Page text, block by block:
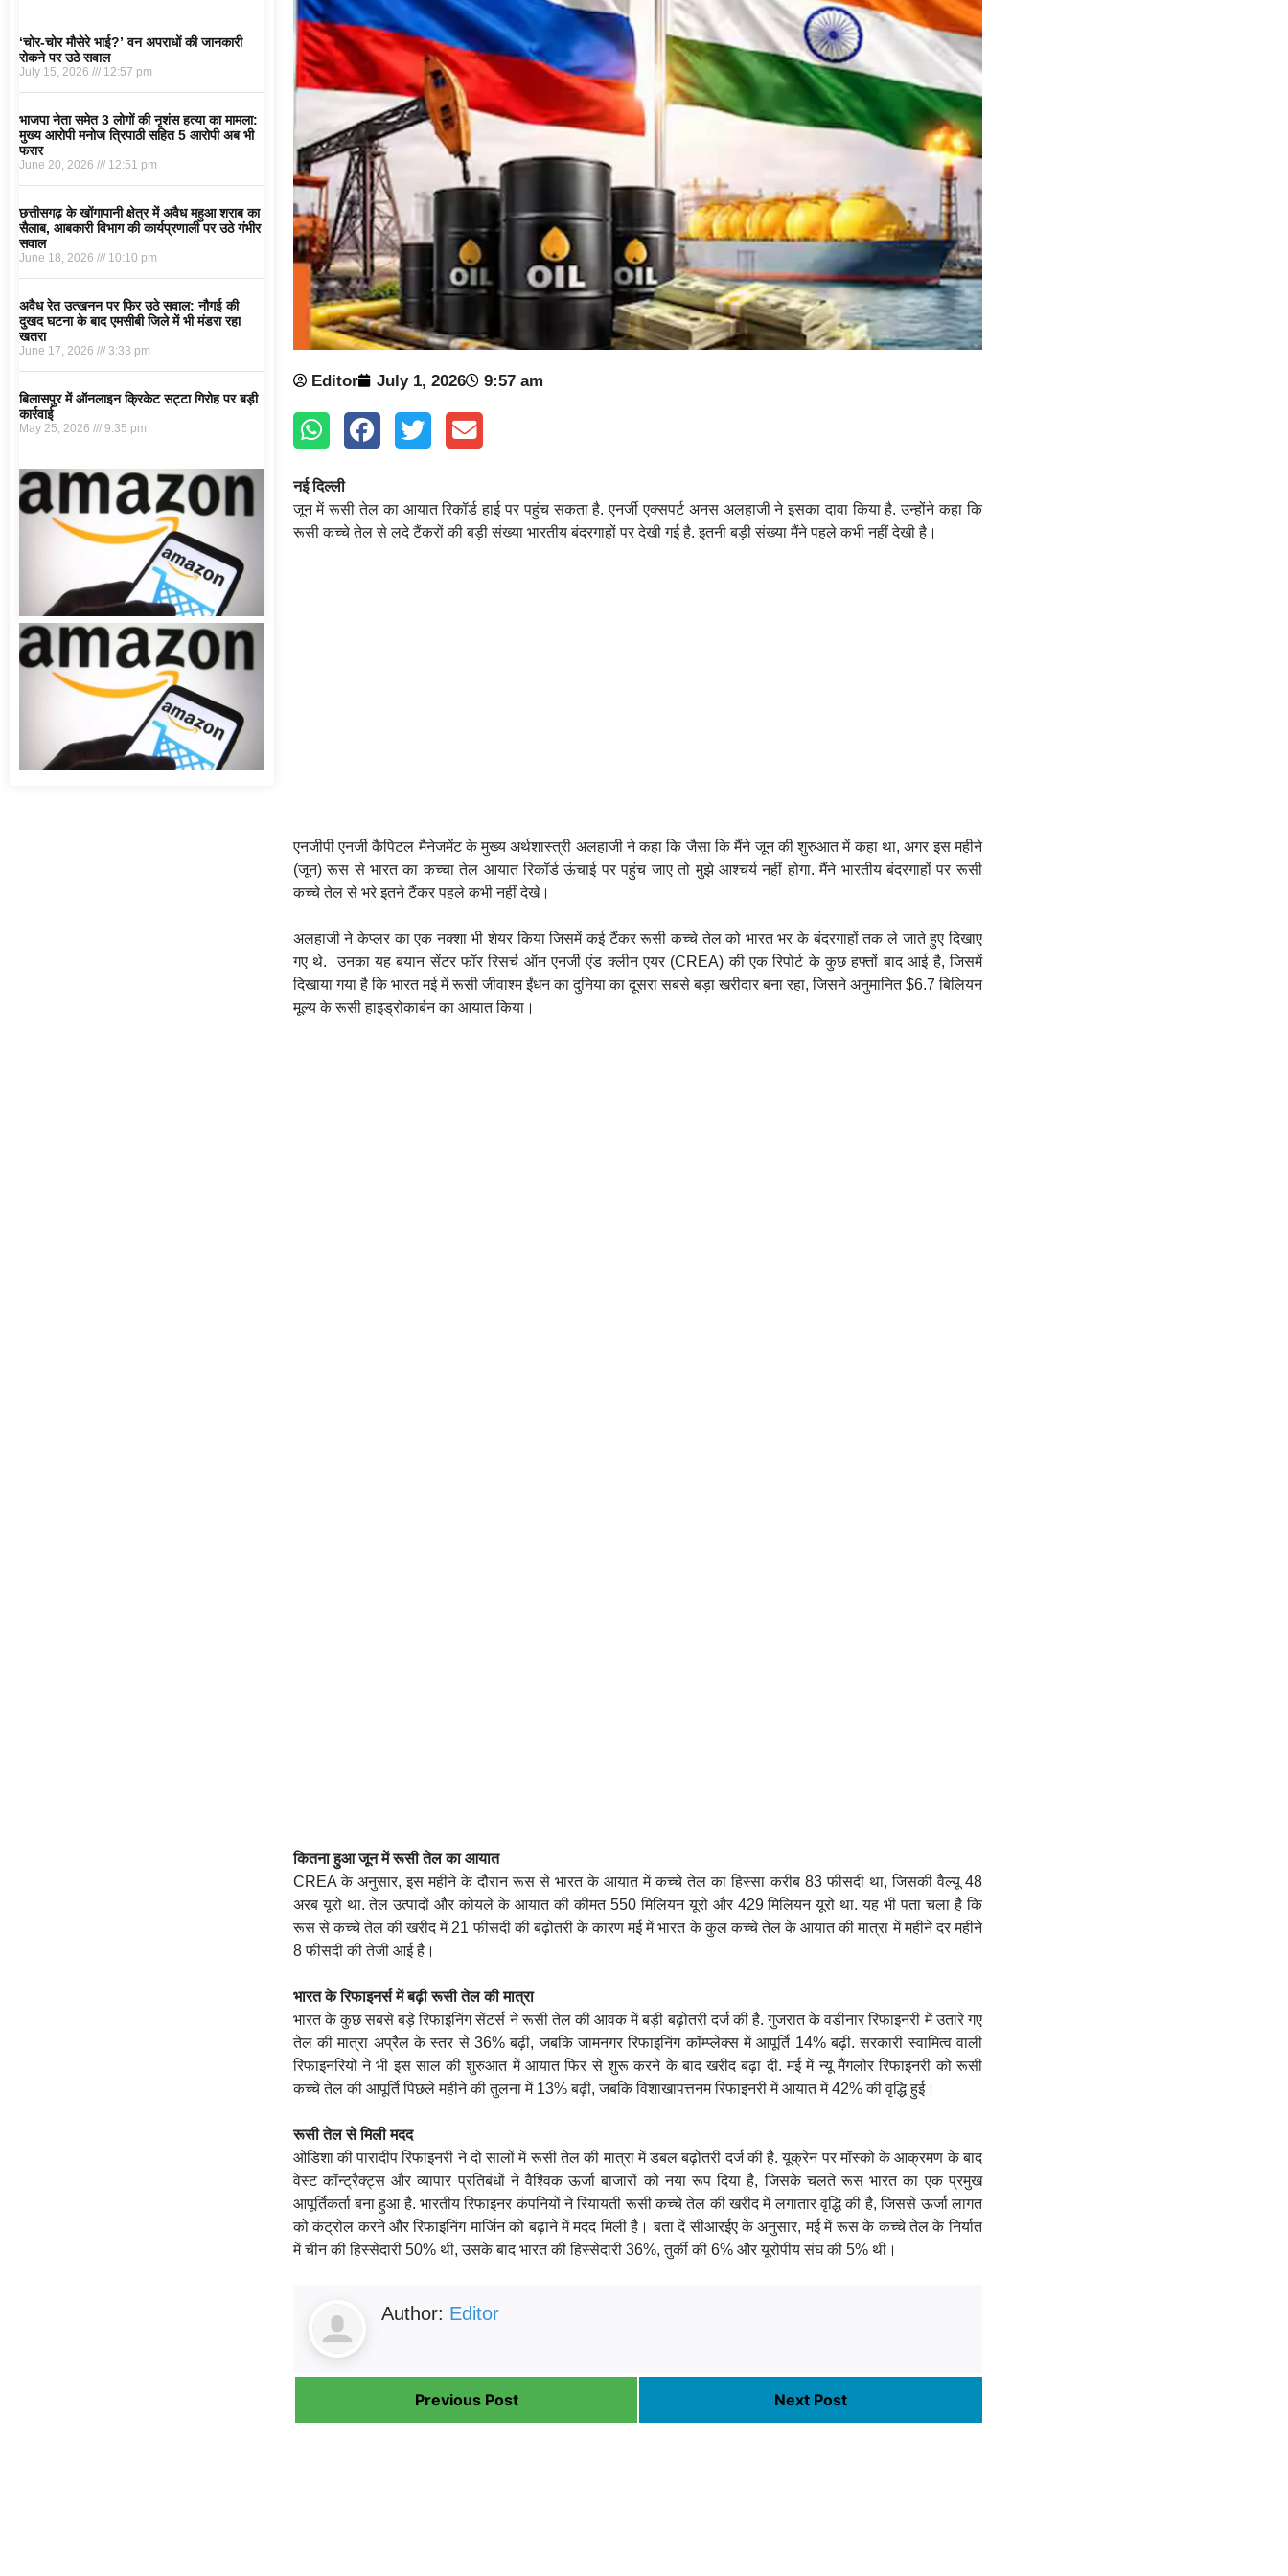
‘चोर-चोर मौसेरे भाई?’ वन अपराधों की जानकारी
रोकने पर उठे सवाल
July 15, 2026 12:57 pm
भाजपा नेता समेत 3 लोगों की नृशंस हत्या का मामला:
मुख्य आरोपी मनोज त्रिपाठी सहित 5 आरोपी अब भी
फरार
June 20, 2026 12:51 pm
छत्तीसगढ़ के खोंगापानी क्षेत्र में अवैध महुआ शराब का
सैलाब, आबकारी विभाग की कार्यप्रणाली पर उठे गंभीर
सवाल
June 18, 2026 10:10 pm
अवैध रेत उत्खनन पर फिर उठे सवाल: नौगई की
दुखद घटना के बाद एमसीबी जिले में भी मंडरा रहा
खतरा
June 17, 2026 3:33 pm
बिलासपुर में ऑनलाइन क्रिकेट सट्टा गिरोह पर बड़ी
कार्रवाई
May 25, 2026 9:35 pm
Editor July 1, 2026 9:57 am
नई दिल्‍ली
जून में रूसी तेल का आयात रिकॉर्ड हाई पर पहुंच सकता है. एनर्जी एक्‍सपर्ट अनस अलहाजी ने इसका दावा किया है. उन्‍होंने कहा कि
रूसी कच्‍चे तेल से लदे टैंकरों की बड़ी संख्या भारतीय बंदरगाहों पर देखी गई है. इतनी बड़ी संख्‍या मैंने पहले कभी नहीं देखी है।
एनजीपी एनर्जी कैपिटल मैनेजमेंट के मुख्य अर्थशास्त्री अलहाजी ने कहा कि जैसा कि मैंने जून की शुरुआत में कहा था, अगर इस महीने
(जून) रूस से भारत का कच्चा तेल आयात रिकॉर्ड ऊंचाई पर पहुंच जाए तो मुझे आश्चर्य नहीं होगा. मैंने भारतीय बंदरगाहों पर रूसी
कच्चे तेल से भरे इतने टैंकर पहले कभी नहीं देखे।
अलहाजी ने केप्लर का एक नक्शा भी शेयर किया जिसमें कई टैंकर रूसी कच्चे तेल को भारत भर के बंदरगाहों तक ले जाते हुए दिखाए
गए थे. उनका यह बयान सेंटर फॉर रिसर्च ऑन एनर्जी एंड क्लीन एयर (CREA) की एक रिपोर्ट के कुछ हफ्तों बाद आई है, जिसमें
दिखाया गया है कि भारत मई में रूसी जीवाश्म ईंधन का दुनिया का दूसरा सबसे बड़ा खरीदार बना रहा, जिसने अनुमानित $6.7 बिलियन
मूल्य के रूसी हाइड्रोकार्बन का आयात किया।
कितना हुआ जून में रूसी तेल का आयात
CREA के अनुसार, इस महीने के दौरान रूस से भारत के आयात में कच्‍चे तेल का हिस्‍सा करीब 83 फीसदी था, जिसकी वैल्‍यू 48
अरब यूरो था. तेल उत्‍पादों और कोयले के आयात की कीमत 550 मिलियन यूरो और 429 मिलियन यूरो था. यह भी पता चला है कि
रूस से कच्‍चे तेल की खरीद में 21 फीसदी की बढ़ोतरी के कारण मई में भारत के कुल कच्‍चे तेल के आयात की मात्रा में महीने दर महीने
8 फीसदी की तेजी आई है।
भारत के रिफाइनर्स में बढ़ी रूसी तेल की मात्रा
भारत के कुछ सबसे बड़े रिफाइनिंग सेंटर्स ने रूसी तेल की आवक में बड़ी बढ़ोतरी दर्ज की है. गुजरात के वडीनार रिफाइनरी में उतारे गए
तेल की मात्रा अप्रैल के स्तर से 36% बढ़ी, जबकि जामनगर रिफाइनिंग कॉम्प्लेक्स में आपूर्ति 14% बढ़ी. सरकारी स्वामित्व वाली
रिफाइनरियों ने भी इस साल की शुरुआत में आयात फिर से शुरू करने के बाद खरीद बढ़ा दी. मई में न्यू मैंगलोर रिफाइनरी को रूसी
कच्चे तेल की आपूर्ति पिछले महीने की तुलना में 13% बढ़ी, जबकि विशाखापत्तनम रिफाइनरी में आयात में 42% की वृद्धि हुई।
रूसी तेल से मिली मदद
ओडिशा की पारादीप रिफाइनरी ने दो सालों में रूसी तेल की मात्रा में डबल बढ़ोतरी दर्ज की है. यूक्रेन पर मॉस्को के आक्रमण के बाद
वेस्‍ट कॉन्‍ट्रैक्‍ट्स और व्यापार प्रतिबंधों ने वैश्विक ऊर्जा बाजारों को नया रूप दिया है, जिसके चलते रूस भारत का एक प्रमुख
आपूर्तिकर्ता बना हुआ है. भारतीय रिफाइनर कंपनियों ने रियायती रूसी कच्चे तेल की खरीद में लगातार वृद्धि की है, जिससे ऊर्जा लागत
को कंट्रोल करने और रिफाइनिंग मार्जिन को बढ़ाने में मदद मिली है। बता दें सीआरईए के अनुसार, मई में रूस के कच्चे तेल के निर्यात
में चीन की हिस्सेदारी 50% थी, उसके बाद भारत की हिस्सेदारी 36%, तुर्की की 6% और यूरोपीय संघ की 5% थी।
Author: Editor
Previous Post Next Post